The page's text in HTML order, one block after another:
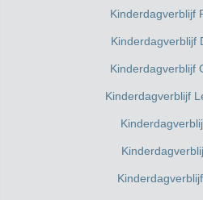
Kinderdagverblijf
Kinderdagverblijf
Kinderdagverblijf
Kinderdagverblijf